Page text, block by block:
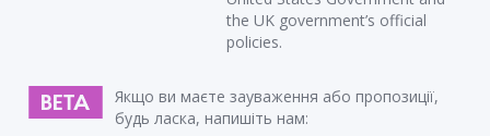
the UK government’s official
policies.
Якщо ви маєте зауваження або пропозиції,
будь ласка, напишіть нам: